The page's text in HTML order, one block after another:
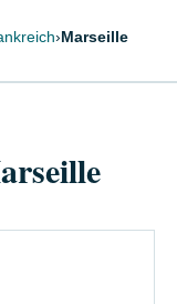
›Marseille